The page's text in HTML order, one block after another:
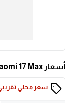
أسعار Xiaomi 17 Max التفصيلية
سعر محلي